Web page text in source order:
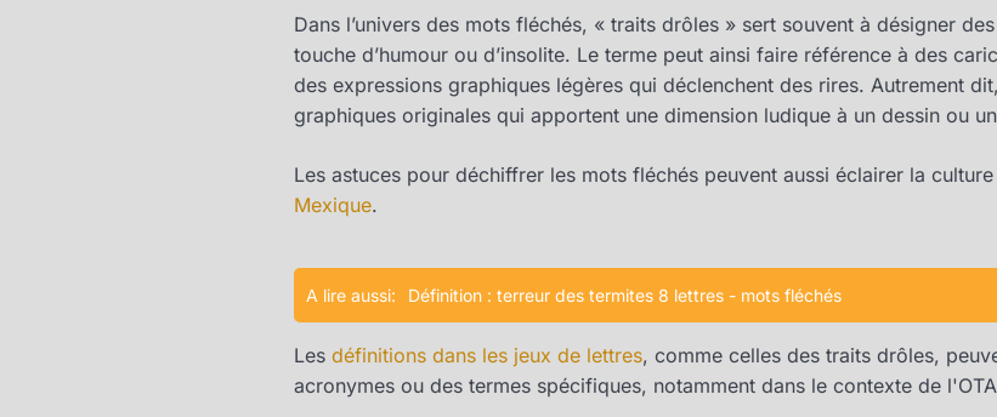
Dans l’univers des mots fléchés, « traits drôles » sert souvent à désigner
touche d’humour ou d’insolite. Le terme peut ainsi faire référence à des
des expressions graphiques légères qui déclenchent des rires. Autrement
graphiques originales qui apportent une dimension ludique à un dessin ou
Les astuces pour déchiffrer les mots fléchés peuvent aussi éclairer la
Mexique.
A lire aussi: Définition : terreur des termites 8 lettres - mots fléchés
Les définitions dans les jeux de lettres, comme celles des traits drôles,
acronymes ou des termes spécifiques, notamment dans le contexte de